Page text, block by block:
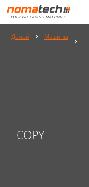
Домой Mашины
COPY